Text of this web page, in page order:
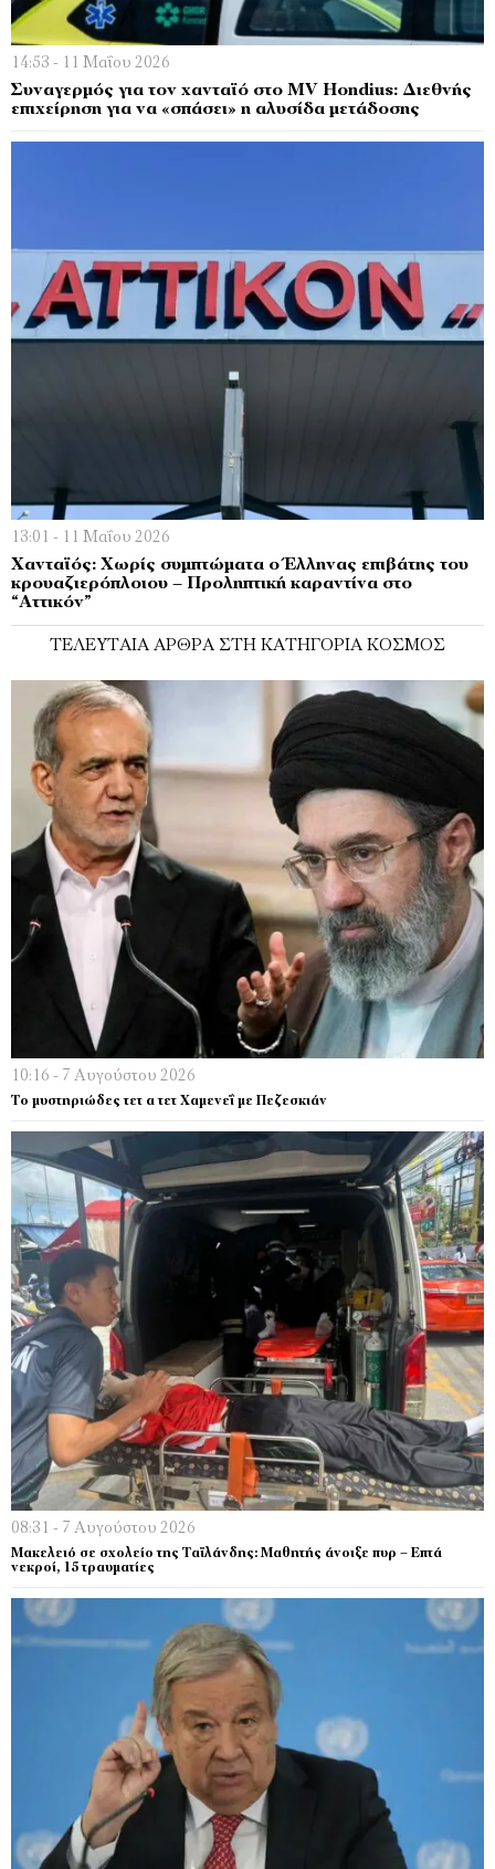
14:53 - 11 Μαΐου 2026
Συναγερμός για τον χανταϊό στο MV Hondius: Διεθνής
επιχείρηση για να «σπάσει» η αλυσίδα μετάδοσης
13:01 - 11 Μαΐου 2026
Χανταϊός: Χωρίς συμπτώματα ο Έλληνας επιβάτης του
κρουαζιερόπλοιου – Προληπτική καραντίνα στο
“Αττικόν”
ΤΕΛΕΥΤΑΊΑ ΆΡΘΡΑ ΣΤΗ ΚΑΤΗΓΟΡΊΑ ΚΌΣΜΟΣ
10:16 - 7 Αυγούστου 2026
Το μυστηριώδες τετ α τετ Χαμενεΐ με Πεζεσκιάν
08:31 - 7 Αυγούστου 2026
Μακελειό σε σχολείο της Ταϊλάνδης: Μαθητής άνοιξε πυρ – Επτά
νεκροί, 15 τραυματίες